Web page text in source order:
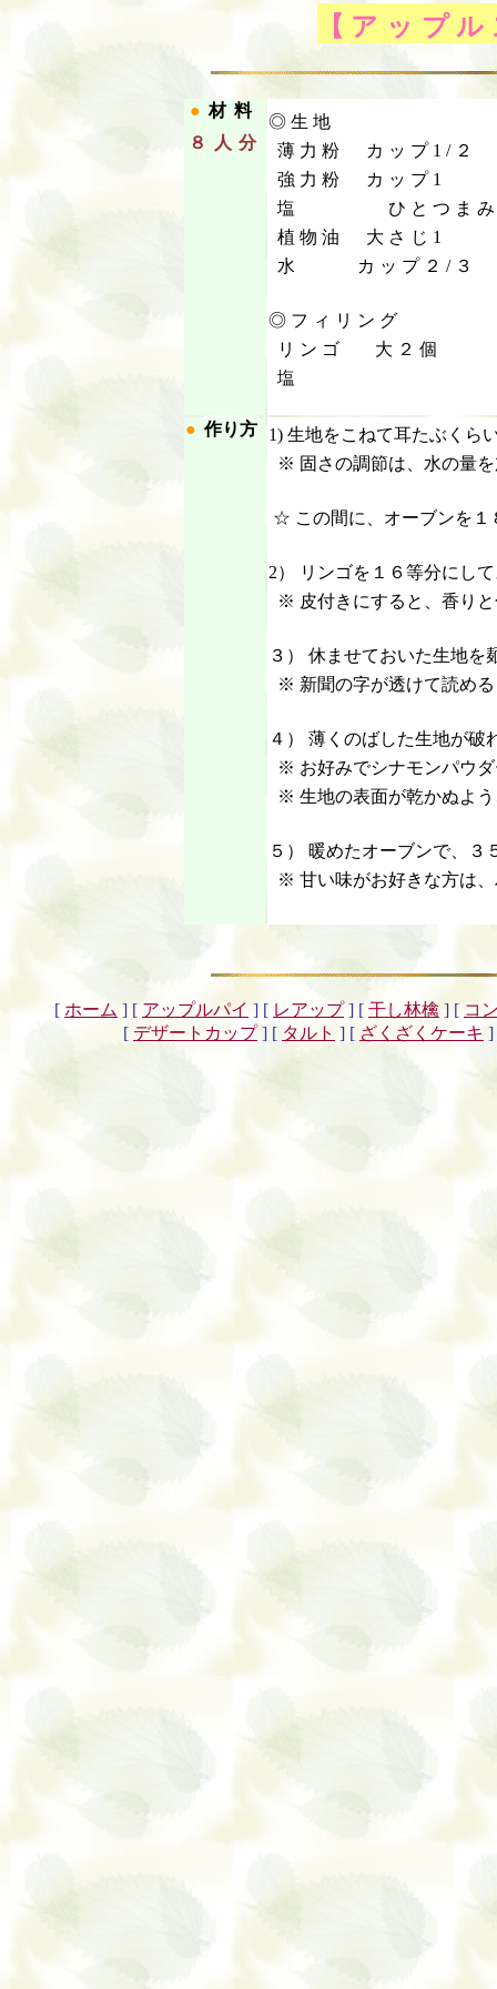
【アップ
●材料
８
人分
◎生地
薄力粉 カップ1/２
強力粉 カップ1
塩 ひとつま
植物油 大さじ1
水 カップ２/３
◎フィリング
リンゴ 大２個
塩
● 作り方
1) 生地をこねて耳たぶくら
※ 固さの調節は、水の量
☆ この間に、オーブンを１
2） リンゴを１６等分にし
※ 皮付きにすると、香り
３） 休ませておいた生地を
※ 新聞の字が透けて読め
４） 薄くのばした生地が破
※ お好みでシナモンパウ
※ 生地の表面が乾かぬよ
５） 暖めたオーブンで、３
※ 甘い味がお好きな方は
[ ホーム ] [ アップルパイ ] [ レアップ] [ 干し林檎 ] [ コ
[ デザートカップ] [ タルト ] [ ざくざくケーキ ]